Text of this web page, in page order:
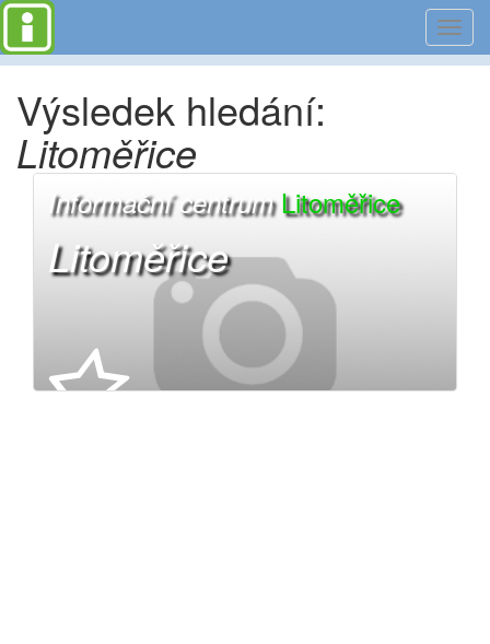
Výsledek hledání:
Litoměřice
Informační centrumLitoměřice
Litoměřice